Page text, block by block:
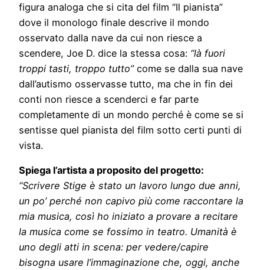
figura analoga che si cita del film “Il pianista”
dove il monologo finale descrive il mondo
osservato dalla nave da cui non riesce a
scendere, Joe D. dice la stessa cosa: “là fuori
troppi tasti, troppo tutto”come se dalla sua nave
dall’autismo osservasse tutto, ma che in fin dei
conti non riesce a scenderci e far parte
completamente di un mondo perché è come se si
sentisse quel pianista del film sotto certi punti di
vista.
Spiega l’artista a proposito del progetto:
“Scrivere Stige è stato un lavoro lungo due anni,
un po’ perché non capivo più come raccontare la
mia musica, così ho iniziato a provare a recitare
la musica come se fossimo in teatro. Umanità è
uno degli atti in scena: per vedere/capire
bisogna usare l’immaginazione che, oggi, anche